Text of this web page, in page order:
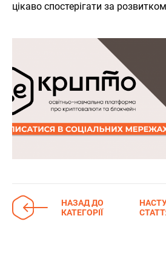
цікаво спостерігати за
НАЗАД ДО
КАТЕГОРІЇ